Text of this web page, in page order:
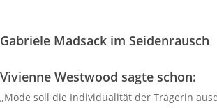
Gabriele Madsack im Seidenrausch
Vivienne Westwood sagte schon:
„Mode soll die Individualität der Trägerin